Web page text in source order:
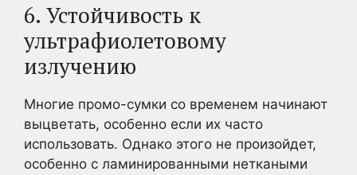
6. Устойчивость к
ультрафиолетовому
излучению
Многие промо-сумки со временем начинают
выцветать, особенно если их часто
использовать. Однако этого не произойдет,
особенно с ламинированными неткаными